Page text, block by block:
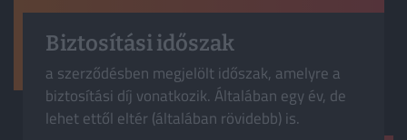
Biztosítási időszak
a szerződésben megjelölt időszak, amelyre a
biztosítási díj vonatkozik. Általában egy év, de
lehet ettől eltér (általában rövidebb) is.